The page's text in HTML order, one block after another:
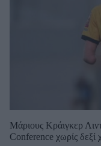
Μάριους Κράιγκερ
Conference χωρίς δεξί